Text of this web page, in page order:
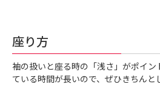
座り方
袖の扱いと座る時の「浅さ」がポイ
ている時間が長いので、ぜひきちんと